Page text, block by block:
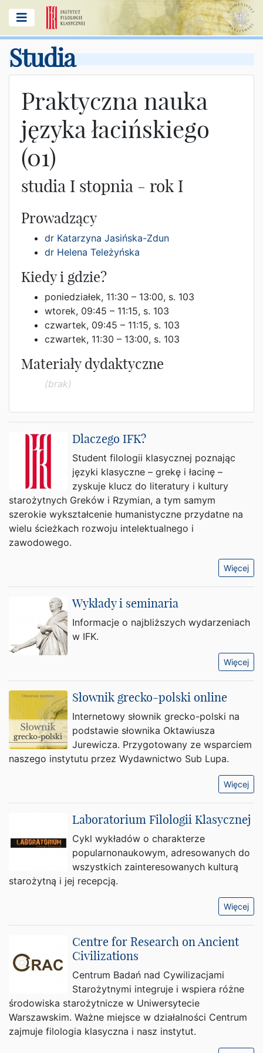
Studia
Praktyczna nauka
języka łacińskiego
(01)
studia I stopnia - rok I
Prowadzący
dr Katarzyna Jasińska-Zdun
dr Helena Teleżyńska
Kiedy i gdzie?
poniedziałek, 11:30 – 13:00, s. 103
wtorek, 09:45 – 11:15, s. 103
czwartek, 09:45 – 11:15, s. 103
czwartek, 11:30 – 13:00, s. 103
Materiały dydaktyczne
(brak)
Dlaczego IFK?
Student filologii klasycznej poznając
języki klasyczne – grekę i łacinę –
zyskuje klucz do literatury i kultury
starożytnych Greków i Rzymian, a tym samym
szerokie wykształcenie humanistyczne przydatne na
wielu ścieżkach rozwoju intelektualnego i
zawodowego.
Więcej
Wykłady i seminaria
Informacje o najbliższych wydarzeniach
w IFK.
Więcej
Słownik grecko-polski online
Internetowy słownik grecko-polski na
podstawie słownika Oktawiusza
Jurewicza. Przygotowany ze wsparciem
naszego instytutu przez Wydawnictwo Sub Lupa.
Więcej
Laboratorium Filologii Klasycznej
Cykl wykładów o charakterze
popularnonaukowym, adresowanych do
wszystkich zainteresowanych kulturą
starożytną i jej recepcją.
Więcej
Centre for Research on Ancient
Civilizations
Centrum Badań nad Cywilizacjami
Starożytnymi integruje i wspiera różne
środowiska starożytnicze w Uniwersytecie
Warszawskim. Ważne miejsce w działalności Centrum
zajmuje filologia klasyczna i nasz instytut.